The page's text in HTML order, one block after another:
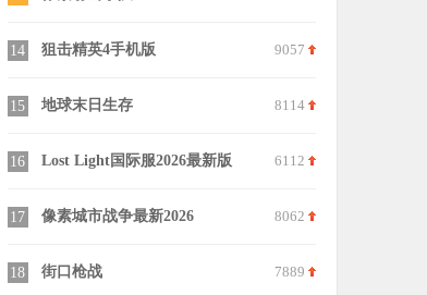
14 狙击精英4手机版 9057
15 地球末日生存 8114
16 Lost Light国际服2026最新版 6112
17 像素城市战争最新2026 8062
18 街口枪战 7889